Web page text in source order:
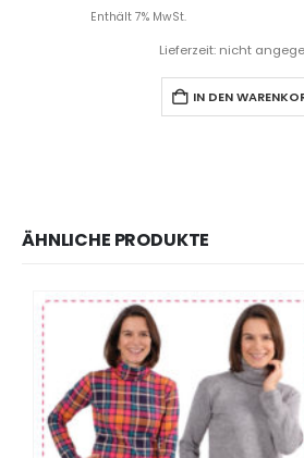
Enthält 7% MwSt.
Lieferzeit: nicht
IN DEN
ÄHNLICHE PRODUKTE